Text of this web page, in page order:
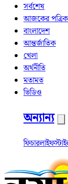
সর্বশেষ
আজকের
বাংলাদেশ
আন্তর্জাতিক
খেলা
অর্থনীতি
মতামত
ভিডিও
অন্যান্য
ফিচার